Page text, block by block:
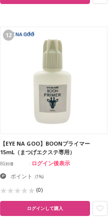
12
【EYE NA GOO】BOONプライマー
15mL（まつげエクステ専用）
EG卸価 ログイン後表示
ポイント :(1%)
(0)
ログインして購入